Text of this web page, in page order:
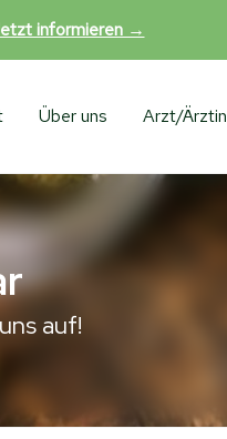
informieren →
Über uns Arzt/Ärztin
auf!